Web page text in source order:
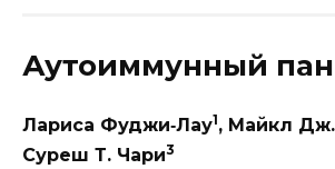
Аутоиммунный
Лариса Фуджи‐Лау1, Майкл
Суреш Т. Чари3